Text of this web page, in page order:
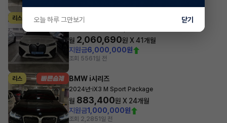
리스 BMW i시리즈
월 2,060,690원 X41 개월
지원금6,000,000원
조회 5561일 전
리스 BMW i시리즈
2024년·iX3 M Sport Package
월 883,400원 X 24개월
지원금1,000,000원
조회 2,2851일 전
오늘 하루 그만보기 닫기